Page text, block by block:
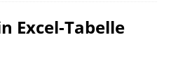
Excel-Tabelle